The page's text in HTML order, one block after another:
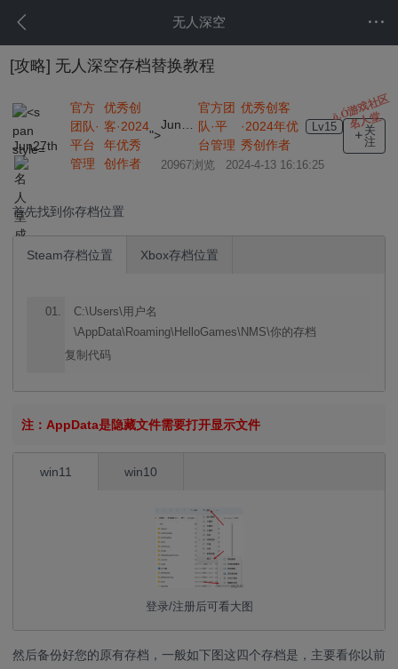
无人深空
[攻略] 无人深空存档替换教程
ō.Ó游戏社区
名人堂
Jun27th
官方
团队·
平台
管理
优秀创
客·2024
年优秀
创作者
">
官方团
队·平
台管理
优秀创客
·2024年优
秀创作者
Lv15
20967浏览 2024-4-13 16:16:25
关
注
首先找到你存档位置
Steam存档位置 Xbox存档位置
C:\Users\用户名
\AppData\Roaming\HelloGames\NMS\你的存档
复制代码
注：AppData是隐藏文件需要打开显示文件
win11 win10
登录/注册后可看大图
然后备份好您的原有存档，一般如下图这四个存档是，主要看你以前